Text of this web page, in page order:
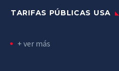
TARIFAS PÚBLICAS USA
+ ver más